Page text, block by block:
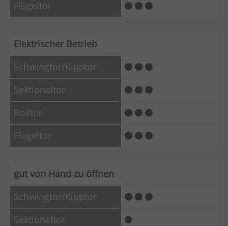
Elektrischer Betrieb
gut von Hand zu öffnen